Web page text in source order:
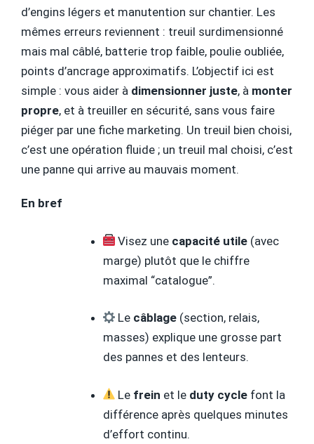
d’engins légers et manutention sur chantier. Les
mêmes erreurs reviennent : treuil surdimensionné
mais mal câblé, batterie trop faible, poulie oubliée,
points d’ancrage approximatifs. L’objectif ici est
simple : vous aider à dimensionner juste, à monter
propre, et à treuiller en sécurité, sans vous faire
piéger par une fiche marketing. Un treuil bien choisi,
c’est une opération fluide ; un treuil mal choisi, c’est
une panne qui arrive au mauvais moment.
En bref
Visez une capacité utile(avec
marge) plutôt que le chiffre
maximal “catalogue”.
Le câblage(section, relais,
masses) explique une grosse part
des pannes et des lenteurs.
Le frein et le duty cyclefont la
différence après quelques minutes
d’effort continu.